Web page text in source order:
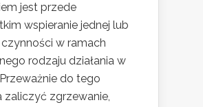
jest przede
wspieranie jednej lub
w ramach
rodzaju działania w
do tego
zaliczyć zgrzewanie,